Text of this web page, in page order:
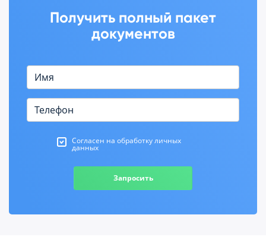
Получить полный пакет
документов
Согласен на обработку личных
данных
Запросить